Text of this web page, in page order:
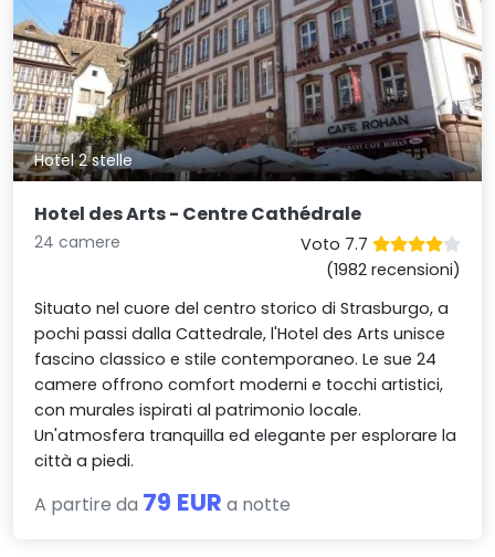
Hotel 2 stelle
Hotel des Arts - Centre Cathédrale
24 camere
Voto 7.7
(1982 recensioni)
Situato nel cuore del centro storico di Strasburgo, a
pochi passi dalla Cattedrale, l'Hotel des Arts unisce
fascino classico e stile contemporaneo. Le sue 24
camere offrono comfort moderni e tocchi artistici,
con murales ispirati al patrimonio locale.
Un'atmosfera tranquilla ed elegante per esplorare la
città a piedi.
A partire da 79 EUR a notte